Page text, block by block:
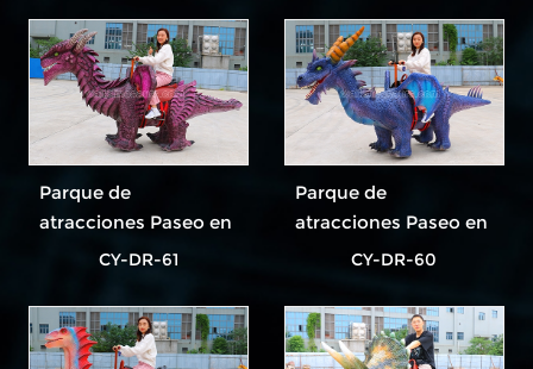
popular
popular
Parque de
atracciones Paseo en
dinosaurio El paseo
popular
CY-DR-61
Parque de
atracciones Paseo en
dinosaurio El paseo
popular
CY-DR-60